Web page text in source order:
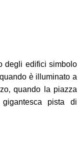
degli edifici simbolo
è illuminato a
quando la piazza
pista di